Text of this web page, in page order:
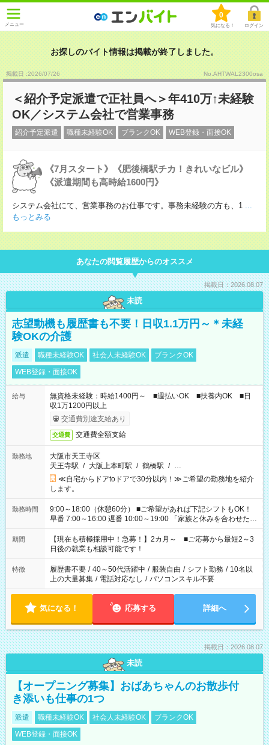
メニュー
0
気になる！ ログイン
お探しのバイト情報は掲載が終了しました。
掲載日 :2026/07/26 No.AHTWAL2300osa
＜紹介予定派遣で正社員へ＞年410万↑未経験
OK／システム会社で営業事務
紹介予定派遣 職種未経験OK ブランクOK WEB登録・面接OK
《7月スタート》《肥後橋駅チカ！きれいなビル》
《派遣期間も高時給1600円》
システム会社にて、営業事務のお仕事です。事務未経験の方も、1 ...
もっとみる
あなたの閲覧履歴からのオススメ
掲載日：2026.08.07
未読
志望動機も履歴書も不要！日収1.1万円～＊未経
験OKの介護
派遣 職種未経験OK 社会人未経験OK
ブランクOK
WEB登録・面接OK
給与
無資格未経験：時給1400円～ ■週払いOK ■扶養内OK ■日
収1万1200円以上
交通費別途支給あり
交通費 交通費全額支給
勤務地
大阪市天王寺区
天王寺駅 / 大阪上本町駅 / 鶴橋駅 / …
≪自宅からドアtoドアで30分以内！≫ご希望の勤務地を紹介
します。
勤務時間
9:00～18:00（休憩60分） ■ご希望があれば下記シフトもOK！
早番 7:00～16:00 遅番 10:00～19:00 「家族と休みを合わせた
い」 「余裕を持って夕飯の準備がしたい」 「できれば残業はし
たくない」 など、ご希望を教えてくださいね。 ※Wワーク希望
の方へ 今ご覧のお仕事で希望する勤務時間と、もう1つのお仕事
の勤務時間。 合計で週40時間を超える場合は応募できません。
期間
【現在も積極採用中！急募！】2カ月～ ■ご応募から最短2～3
日後の就業も相談可能です！
特徴 履歴書不要 / 40～50代活躍中 / 服装自由 / シフト勤務 / 10名以
上の大量募集 / 電話対応なし / パソコンスキル不要
気になる！ 応募する 詳細へ
掲載日：2026.08.07
未読
【オープニング募集】おばあちゃんのお散歩付
き添いも仕事の1つ
派遣 職種未経験OK 社会人未経験OK
ブランクOK
WEB登録・面接OK